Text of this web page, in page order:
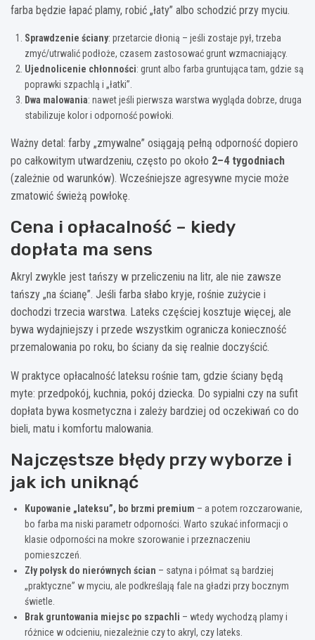
farba będzie łapać plamy, robić „łaty” albo schodzić przy myciu.
Sprawdzenie ściany: przetarcie dłonią – jeśli zostaje pył, trzeba
zmyć/utrwalić podłoże, czasem zastosować grunt wzmacniający.
Ujednolicenie chłonności: grunt albo farba gruntująca tam, gdzie są
poprawki szpachlą i „łatki”.
Dwa malowania: nawet jeśli pierwsza warstwa wygląda dobrze, druga
stabilizuje kolor i odporność powłoki.
Ważny detal: farby „zmywalne” osiągają pełną odporność dopiero
po całkowitym utwardzeniu, często po około 2–4 tygodniach
(zależnie od warunków). Wcześniejsze agresywne mycie może
zmatowić świeżą powłokę.
Cena i opłacalność – kiedy
dopłata ma sens
Akryl zwykle jest tańszy w przeliczeniu na litr, ale nie zawsze
tańszy „na ścianę”. Jeśli farba słabo kryje, rośnie zużycie i
dochodzi trzecia warstwa. Lateks częściej kosztuje więcej, ale
bywa wydajniejszy i przede wszystkim ogranicza konieczność
przemalowania po roku, bo ściany da się realnie doczyścić.
W praktyce opłacalność lateksu rośnie tam, gdzie ściany będą
myte: przedpokój, kuchnia, pokój dziecka. Do sypialni czy na sufit
dopłata bywa kosmetyczna i zależy bardziej od oczekiwań co do
bieli, matu i komfortu malowania.
Najczęstsze błędy przy wyborze i
jak ich uniknąć
Kupowanie „lateksu”, bo brzmi premium – a potem rozczarowanie,
bo farba ma niski parametr odporności. Warto szukać informacji o
klasie odporności na mokre szorowanie i przeznaczeniu
pomieszczeń.
Zły połysk do nierównych ścian – satyna i półmat są bardziej
„praktyczne” w myciu, ale podkreślają fale na gładzi przy bocznym
świetle.
Brak gruntowania miejsc po szpachli – wtedy wychodzą plamy i
różnice w odcieniu, niezależnie czy to akryl, czy lateks.